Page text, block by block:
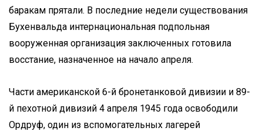
баракам прятали. В последние недели существования
Бухенвальда интернациональная подпольная
вооруженная организация заключенных готовила
восстание, назначенное на начало апреля.
Части американской 6-й бронетанковой дивизии и 89-
й пехотной дивизий 4 апреля 1945 года освободили
Ордруф, один из вспомогательных лагерей